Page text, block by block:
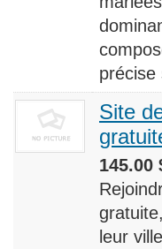
précise
Site
145.00
leur